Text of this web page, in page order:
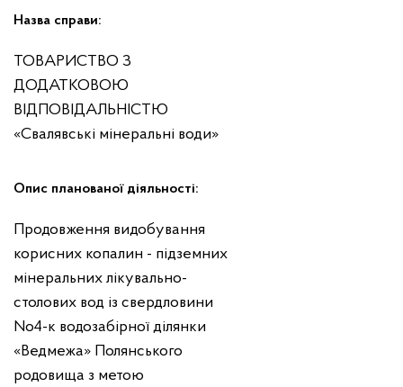
Назва справи:
ТОВАРИСТВО З
ДОДАТКОВОЮ
ВІДПОВІДАЛЬНІСТЮ
«Свалявські мінеральні води»
Опис планованої діяльності:
Продовження видобування
корисних копалин - підземних
мінеральних лікувально-
столових вод із свердловини
No4-к водозабірної ділянки
«Ведмежа» Полянського
родовища з метою